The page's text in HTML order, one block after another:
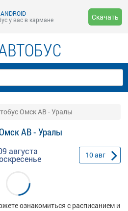
у вас в кармане
Скачать
Омск АВ - Уралы
АВ - Уралы
августа 10авг
ознакомиться с расписанием и